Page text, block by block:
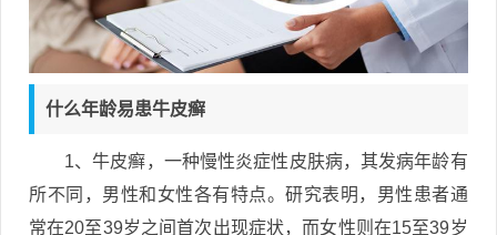
什么年龄易患牛皮癣
1、牛皮癣，一种慢性炎症性皮肤病，其发病年龄有
所不同，男性和女性各有特点。研究表明，男性患者通
常在20至39岁之间首次出现症状，而女性则在15至39岁